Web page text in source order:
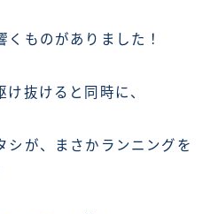
ものがありました！
抜けると同時に、
シが、まさかランニングを